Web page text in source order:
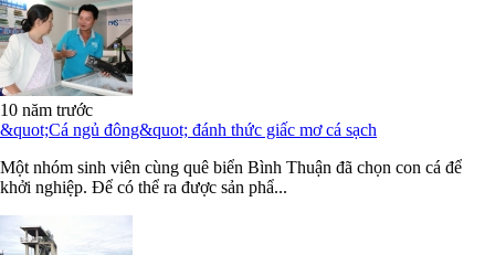
10 năm trước
&quot;Cá ngủ đông&quot; đánh thức giấc mơ cá sạch
Một nhóm sinh viên cùng quê biển Bình Thuận đã chọn con cá để
khởi nghiệp. Để có thể ra được sản phẩ...